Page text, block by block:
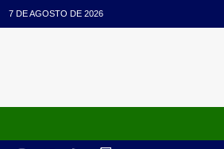
7 DE AGOSTO DE 2026